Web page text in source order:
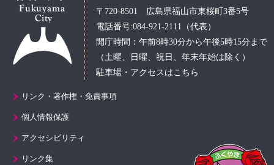
〒720-8501 広島県福山市東桜町3番5号
電話番号:084-921-2111（代表）
開庁時間：午前8時30分から午後5時15分まで
（土曜、日曜、祝日、年末年始は除く）
駐車場・アクセスはこちら
リンク・著作権・免責事項
個人情報保護
アクセシビリティ
リンク集